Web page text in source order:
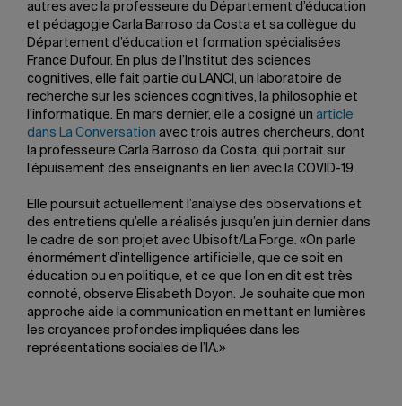
autres avec la professeure du Département d’éducation
et pédagogie Carla Barroso da Costa et sa collègue du
Département d’éducation et formation spécialisées
France Dufour. En plus de l’Institut des sciences
cognitives, elle fait partie du LANCI, un laboratoire de
recherche sur les sciences cognitives, la philosophie et
l’informatique. En mars dernier, elle a cosigné un article
dans La Conversation avec trois autres chercheurs, dont
la professeure Carla Barroso da Costa, qui portait sur
l’épuisement des enseignants en lien avec la COVID-19.
Elle poursuit actuellement l’analyse des observations et
des entretiens qu’elle a réalisés jusqu’en juin dernier dans
le cadre de son projet avec Ubisoft/La Forge. «On parle
énormément d’intelligence artificielle, que ce soit en
éducation ou en politique, et ce que l’on en dit est très
connoté, observe Élisabeth Doyon. Je souhaite que mon
approche aide la communication en mettant en lumières
les croyances profondes impliquées dans les
représentations sociales de l’IA.»